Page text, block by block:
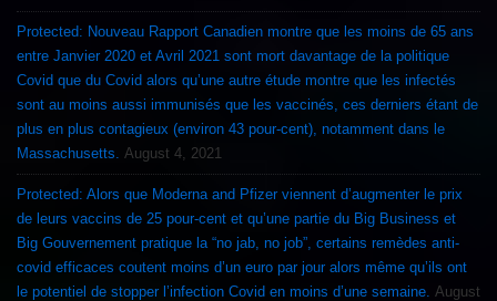
Protected: Nouveau Rapport Canadien montre que les moins de 65 ans
entre Janvier 2020 et Avril 2021 sont mort davantage de la politique
Covid que du Covid alors qu’une autre étude montre que les infectés
sont au moins aussi immunisés que les vaccinés, ces derniers étant de
plus en plus contagieux (environ 43 pour-cent), notamment dans le
Massachusetts.
August 4, 2021
Protected: Alors que Moderna and Pfizer viennent d’augmenter le prix
de leurs vaccins de 25 pour-cent et qu’une partie du Big Business et
Big Gouvernement pratique la “no jab, no job”, certains remèdes anti-
covid efficaces coutent moins d’un euro par jour alors même qu’ils ont
le potentiel de stopper l’infection Covid en moins d’une semaine. August